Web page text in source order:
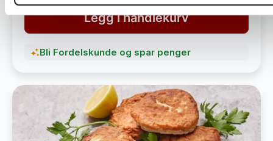
Legg i handlekurv
Bli Fordelskunde og spar penger